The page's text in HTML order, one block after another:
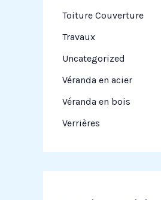
Toiture Couverture
Travaux
Uncategorized
Véranda en acier
Véranda en bois
Verrières